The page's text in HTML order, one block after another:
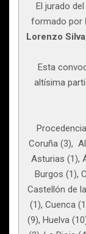
El jurado
formado por
Lorenzo
Esta
altísima
Coruña (3),
Asturias (1),
Burgos (1),
Castellón de
(1), Cuenca
(9), Huelva